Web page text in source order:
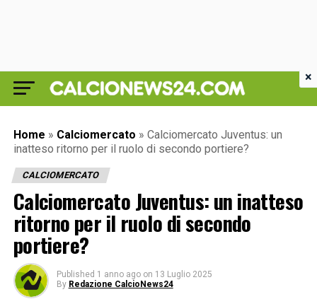
Home » Calciomercato » Calciomercato Juventus: un
inatteso ritorno per il ruolo di secondo portiere?
CALCIOMERCATO
Calciomercato Juventus: un inatteso
ritorno per il ruolo di secondo
portiere?
Published 1 anno ago on 13 Luglio 2025
By Redazione CalcioNews24
×